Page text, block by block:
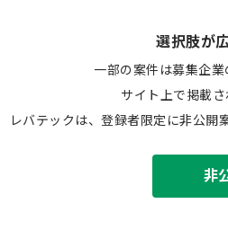
選択肢が
一部の案件は募集企
サイト上で掲載さ
レバテックは、登録者限定に非公開
非